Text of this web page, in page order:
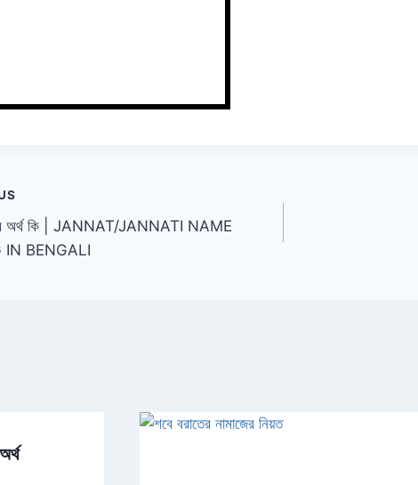
অর্থ কি | JANNAT/JANNATI NAME
IN BENGALI